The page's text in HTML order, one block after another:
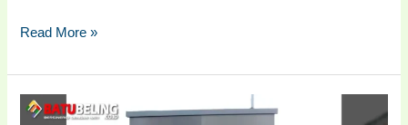
Read More »
Jual